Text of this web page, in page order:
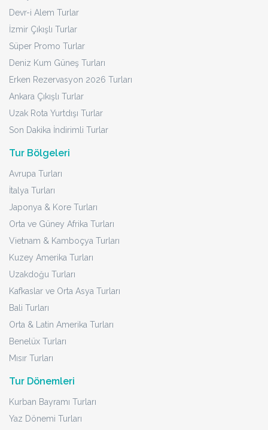
Devr-i Alem Turlar
İzmir Çıkışlı Turlar
Süper Promo Turlar
Deniz Kum Güneş Turları
Erken Rezervasyon 2026 Turları
Ankara Çıkışlı Turlar
Uzak Rota Yurtdışı Turlar
Son Dakika İndirimli Turlar
Tur Bölgeleri
Avrupa Turları
İtalya Turları
Japonya & Kore Turları
Orta ve Güney Afrika Turları
Vietnam & Kamboçya Turları
Kuzey Amerika Turları
Uzakdoğu Turları
Kafkaslar ve Orta Asya Turları
Bali Turları
Orta & Latin Amerika Turları
Benelüx Turları
Mısır Turları
Tur Dönemleri
Kurban Bayramı Turları
Yaz Dönemi Turları